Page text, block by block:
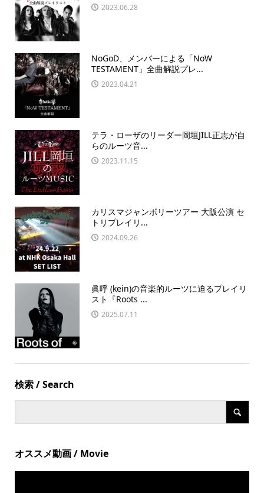
2023.06.28
NoGoD、メンバーによる「NoW
TESTAMENT」全曲解説プレ...
2023.04.21
テラ・ローザのリーダー岡垣JILL正志が自
らのルーツ音...
2023.11.15
カリスマジャンボリーツアー 大阪公演 セ
トリプレイリ...
2024.09.26
眞呼 (kein)の音楽的ルーツに迫るプレイリ
スト『Roots ...
2025.07.11
検索 / Search
オススメ動画 / Movie